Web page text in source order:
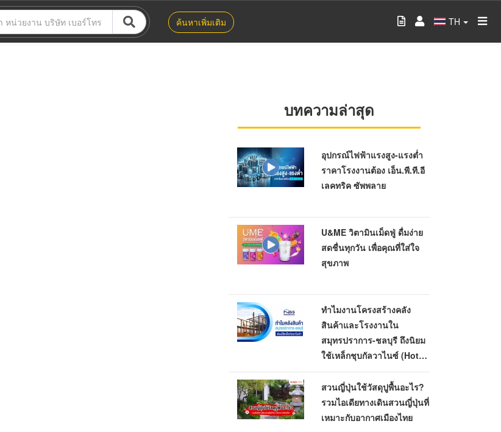
ค้นหาเพิ่มเติม TH
บทความล่าสุด
อุปกรณ์ไฟฟ้าแรงสูง-แรงต่ำ
ราคาโรงงานต้อง เอ็น.พี.ที.อี
เลคทริค ซัพพลาย
U&ME วิตามินเม็ดฟู่ ดื่มง่าย
สดชื่นทุกวัน เพื่อคุณที่ใส่ใจ
สุขภาพ
ทำไมงานโครงสร้างคลัง
สินค้าและโรงงานใน
สมุทรปราการ-ชลบุรี ถึงนิยม
ใช้เหล็กชุบกัลวาไนซ์ (Hot-
Dip Galvanized)
สวนญี่ปุ่นใช้วัสดุปูพื้นอะไร?
รวมไอเดียทางเดินสวนญี่ปุ่นที่
เหมาะกับอากาศเมืองไทย